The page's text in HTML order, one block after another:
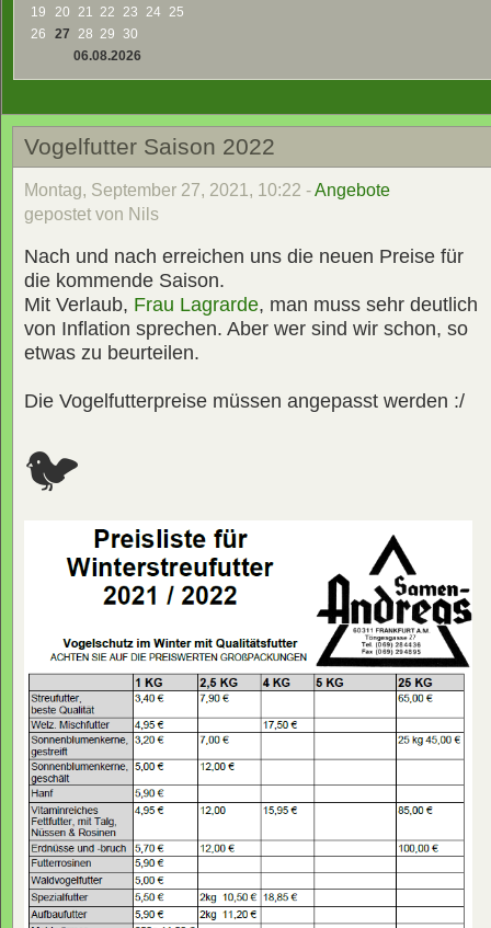
19
20 21 22 23 24 25
26
27 28 29 30
06.08.2026
Vogelfutter Saison 2022
Montag, September 27, 2021, 10:22 -Angebote
gepostet von Nils
Nach und nach erreichen uns die neuen Preise für
die kommende Saison.
Mit Verlaub, Frau Lagrarde, man muss sehr deutlich
von Inflation sprechen. Aber wer sind wir schon, so
etwas zu beurteilen.
Die Vogelfutterpreise müssen angepasst werden :/
🐦